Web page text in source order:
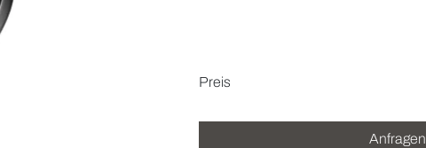
Preis
Anfragen